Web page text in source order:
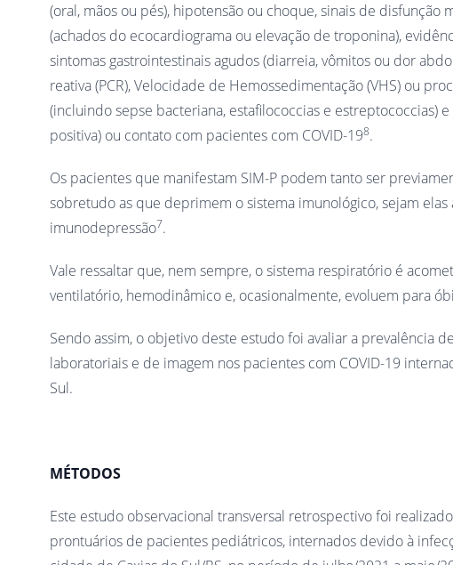
(oral, mãos ou pés), hipotensão ou choque, sinais de
(achados do ecocardiograma ou elevação de troponina),
sintomas gastrointestinais agudos (diarreia, vômitos ou dor
reativa (PCR), Velocidade de Hemossedimentação (VHS) ou
(incluindo sepse bacteriana, estafilococcias e estreptococcias)
positiva) ou contato com pacientes com COVID-198.
Os pacientes que manifestam SIM-P podem tanto ser
sobretudo as que deprimem o sistema imunológico, sejam
imunodepressão7.
Vale ressaltar que, nem sempre, o sistema respiratório é
ventilatório, hemodinâmico e, ocasionalmente, evoluem para
Sendo assim, o objetivo deste estudo foi avaliar a prevalência
laboratoriais e de imagem nos pacientes com COVID-19
Sul.
MÉTODOS
Este estudo observacional transversal retrospectivo foi
prontuários de pacientes pediátricos, internados devido à